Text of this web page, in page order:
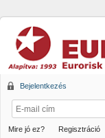
Bejelentkezés
Mire jó ez? Regisztráció